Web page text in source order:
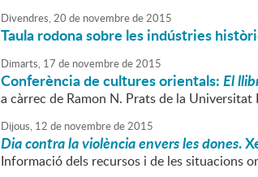
Divendres,20 de novembrede2015
Taula rodona sobre les indústries
Dimarts, 17 de novembrede2015
Conferència de cultures orientals:El
a càrrec de Ramon N. Prats de la Universitat
Dijous, 12 de novembrede2015
Dia contra la violència envers les dones.
Informació dels recursos i de les situacions